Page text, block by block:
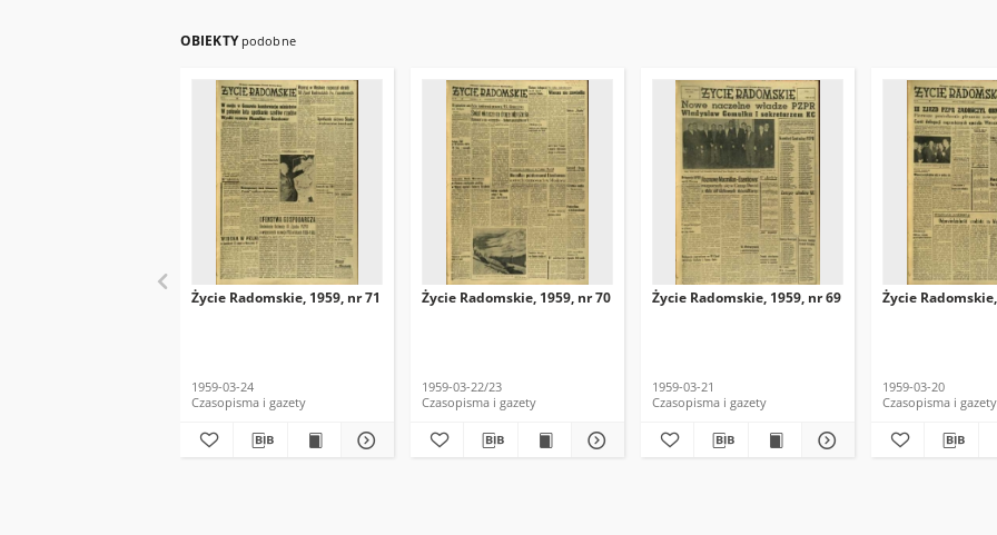
OBIEKTY podobne
Życie Radomskie, 1959, nr 71
1959-03-24
Czasopisma i gazety
Życie Radomskie, 1959, nr 70
1959-03-22/23
Czasopisma i gazety
Życie Radomskie, 1959, nr 69
1959-03-21
Czasopisma i gazety
Życie
1959-03-20
Czasopisma i gazety